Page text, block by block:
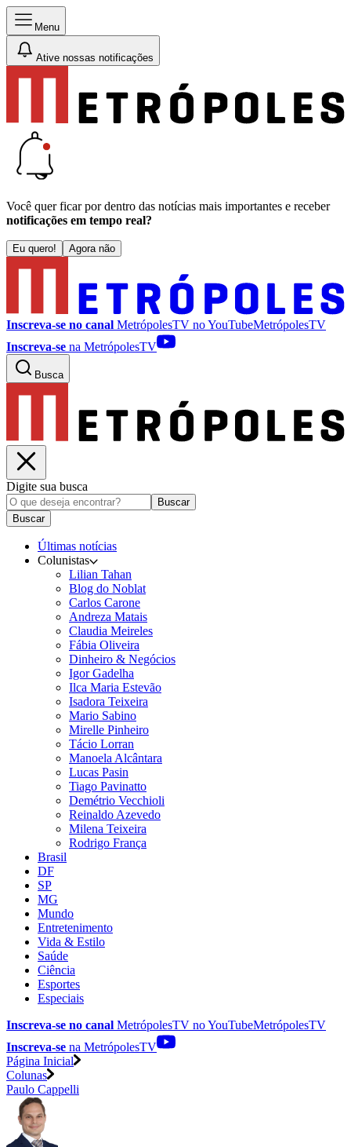
Menu
Ative nossas notificações
Você quer ficar por dentro das notícias mais importantes e receber
notificações em tempo real?
Eu quero! Agora não
Inscreva-se no canal MetrópolesTV noYouTubeMetrópolesTV
Inscreva-se na MetrópolesTV
Busca
Digite sua busca
Buscar
Buscar
Últimas notícias
Colunistas
Lilian Tahan
Blog do Noblat
Carlos Carone
Andreza Matais
Claudia Meireles
Fábia Oliveira
Dinheiro & Negócios
Igor Gadelha
Ilca Maria Estevão
Isadora Teixeira
Mario Sabino
Mirelle Pinheiro
Tácio Lorran
Manoela Alcântara
Lucas Pasin
Tiago Pavinatto
Demétrio Vecchioli
Reinaldo Azevedo
Milena Teixeira
Rodrigo França
Brasil
DF
SP
MG
Mundo
Entretenimento
Vida & Estilo
Saúde
Ciência
Esportes
Especiais
Inscreva-se no canal MetrópolesTV noYouTubeMetrópolesTV
Inscreva-se na MetrópolesTV
Página Inicial
Colunas
Paulo Cappelli